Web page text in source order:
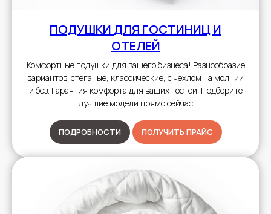
ПОДУШКИ ДЛЯ ГОСТИНИЦ И
ОТЕЛЕЙ
Комфортные подушки для вашего бизнеса! Разнообразие
вариантов: стеганые, классические, с чехлом на молнии
и без. Гарантия комфорта для ваших гостей. Подберите
лучшие модели прямо сейчас
ПОДРОБНОСТИ ПОЛУЧИТЬ ПРАЙС